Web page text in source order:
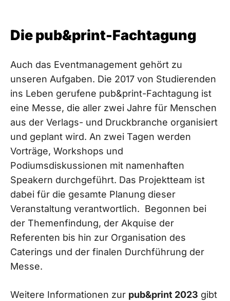
Die pub&print-Fachtagung
Auch das Eventmanagement gehört zu
unseren Aufgaben. Die 2017 von Studierenden
ins Leben gerufene pub&print-Fachtagung ist
eine Messe, die aller zwei Jahre für Menschen
aus der Verlags- und Druckbranche organisiert
und geplant wird. An zwei Tagen werden
Vorträge, Workshops und
Podiumsdiskussionen mit namenhaften
Speakern durchgeführt. Das Projektteam ist
dabei für die gesamte Planung dieser
Veranstaltung verantwortlich. Begonnen bei
der Themenfindung, der Akquise der
Referenten bis hin zur Organisation des
Caterings und der finalen Durchführung der
Messe.
Weitere Informationen zur pub&print 2023 gibt